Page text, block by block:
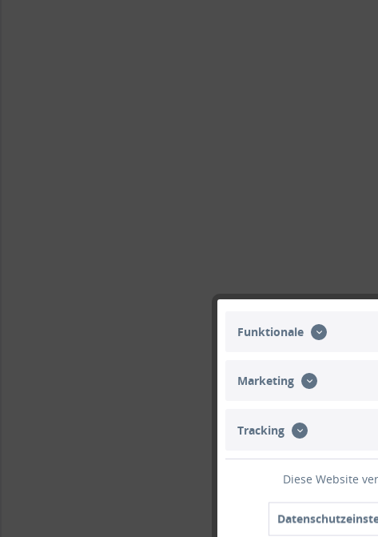
Funktionale
Marketing
Tracking
Diese Website